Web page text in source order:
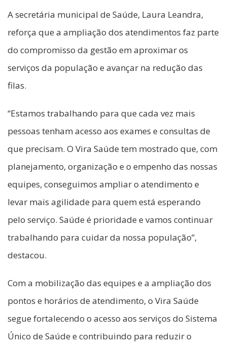
A secretária municipal de Saúde, Laura Leandra,
reforça que a ampliação dos atendimentos faz parte
do compromisso da gestão em aproximar os
serviços da população e avançar na redução das
filas.
“Estamos trabalhando para que cada vez mais
pessoas tenham acesso aos exames e consultas de
que precisam. O Vira Saúde tem mostrado que, com
planejamento, organização e o empenho das nossas
equipes, conseguimos ampliar o atendimento e
levar mais agilidade para quem está esperando
pelo serviço. Saúde é prioridade e vamos continuar
trabalhando para cuidar da nossa população”,
destacou.
Com a mobilização das equipes e a ampliação dos
pontos e horários de atendimento, o Vira Saúde
segue fortalecendo o acesso aos serviços do Sistema
Único de Saúde e contribuindo para reduzir o